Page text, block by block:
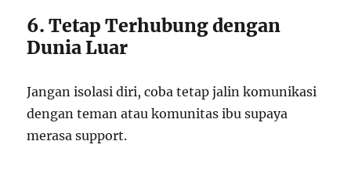
6. Tetap Terhubung dengan
Dunia Luar
Jangan isolasi diri, coba tetap jalin komunikasi
dengan teman atau komunitas ibu supaya
merasa support.